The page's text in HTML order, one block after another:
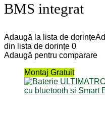
BMS integrat
Adaugă la lista de dorințe
din lista de dorințe 0
Adaugă pentru comparare
Montaj Gratuit